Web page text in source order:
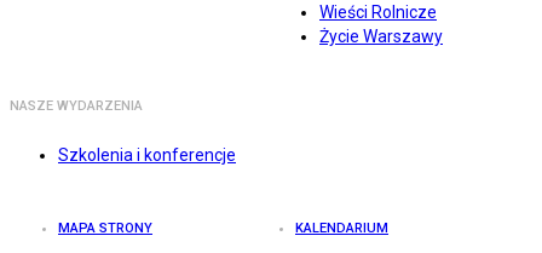
Wieści Rolnicze
Życie Warszawy
NASZE WYDARZENIA
Szkolenia i konferencje
MAPA STRONY KALENDARIUM